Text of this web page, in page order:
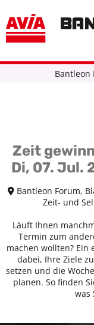
-->
Bantleon
Zeit
Di, 07. Jul.
Bantleon Forum,
Zeit- und
Läuft Ihnen
Termin zum
machen wollten? Ein
dabei, Ihre Ziele
setzen und die
planen. So finden
was